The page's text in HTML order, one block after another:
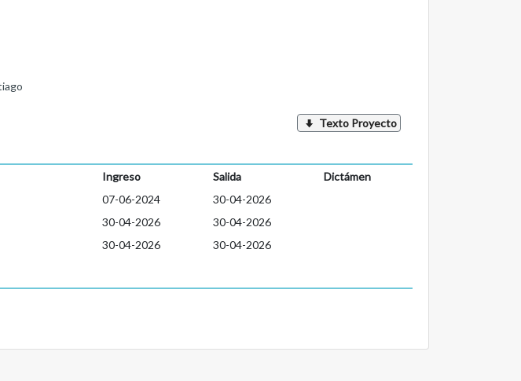
Texto Proyecto
Ingreso Salida
Dictámen
07-06-2024
30-04-2026
30-04-2026
30-04-2026
30-04-2026 30-04-2026